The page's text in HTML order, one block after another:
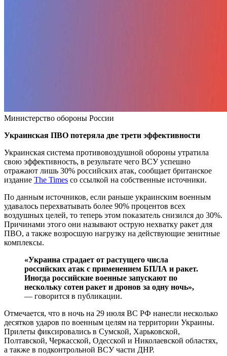
Министерство обороны России
Украинская ПВО потеряла две трети эффективности
Украинская система противовоздушной обороны утратила
свою эффективность, в результате чего ВСУ успешно
отражают лишь 30% российских атак, сообщает британское
издание The Times со ссылкой на собственные источники.
По данным источников, если раньше украинским военным
удавалось перехватывать более 90% процентов всех
воздушных целей, то теперь этом показатель снизился до 30%.
Причинами этого они называют острую нехватку ракет для
ПВО, а также возросшую нагрузку на действующие зенитные
комплексы.
«Украина страдает от растущего числа
российских атак с применением БПЛА и ракет.
Иногда российские военные запускают по
нескольку сотен ракет и дронов за одну ночь»,
— говорится в публикации.
Отмечается, что в ночь на 29 июля ВС РФ нанесли несколько
десятков ударов по военным целям на территории Украины.
Прилеты фиксировались в Сумской, Харьковской,
Полтавской, Черкасской, Одесской и Николаевской областях,
а также в подконтрольной ВСУ части ДНР.